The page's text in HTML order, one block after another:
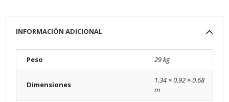
INFORMACIÓN ADICIONAL
Peso 29 kg
Dimensiones
1.34 × 0.92 × 0.68
m